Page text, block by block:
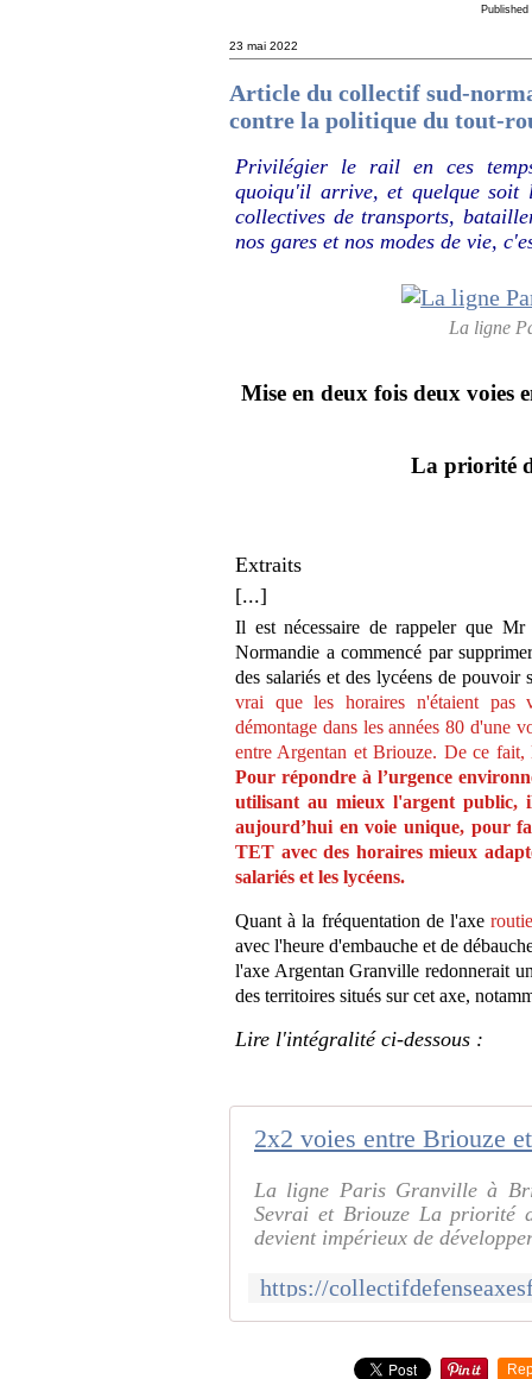
23 mai 2022
Article du collectif sud-
contre la politique du tout-
Privilégier le rail en ces
quoiqu'il arrive, et quelque
collectives de transports,
nos gares et nos modes de vie,
La ligne
Mise en deux fois deux voies
La priorité
Extraits
[...]
Il est nécessaire de rappeler que
Normandie a commencé par
des salariés et des lycéens de
vrai que les horaires n'étaient pas
démontage dans les années 80 d'une
entre Argentan et Briouze. De ce fait,
Pourrépondreà l’urgence
utilisant au mieux l'argent public,
aujourd’hui en voie unique, pour
TET avec des horairesmieux
salariés et les lycéens.
Quant à la fréquentation de l'axe
avec l'heure d'embauche et de
l'axe Argentan Granville redonnerait
des territoires situés sur cet axe,
Lire l'intégralité ci-dessous :
La ligne Paris Granville à
Sevrai et Briouze La priorité
devient impérieux de